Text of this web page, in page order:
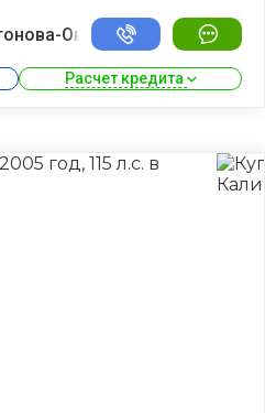
Овсеенко
Расчет кредита